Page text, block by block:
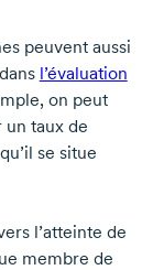
peuvent aussi
l’évaluation
on peut
un taux de
se situe
l’atteinte de
membre de